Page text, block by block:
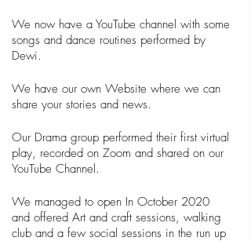
We now have a YouTube channel with some
songs and dance routines performed by
Dewi.
We have our own Website where we can
share your stories and news.
Our Drama group performed their first virtual
play, recorded on Zoom and shared on our
YouTube Channel.
We managed to open In October 2020
and offered Art and craft sessions, walking
club and a few social sessions in the run up